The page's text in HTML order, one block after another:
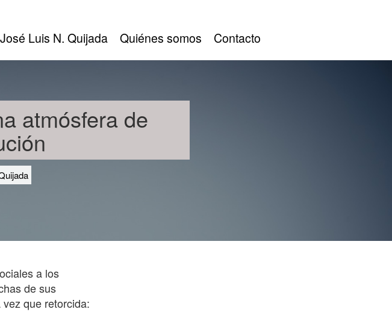
José Luis N. Quijada Quiénes somos Contacto
atmósfera de
a los
de sus
que retorcida: